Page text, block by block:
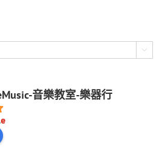

音樂教室-樂器行
e